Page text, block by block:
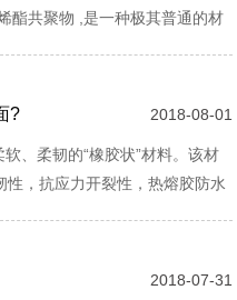
酯共聚物 ,是一种极其普通的材
? 2018-08-01
、柔韧的“橡胶状”材料。该材
，抗应力开裂性，热熔胶防水
2018-07-31